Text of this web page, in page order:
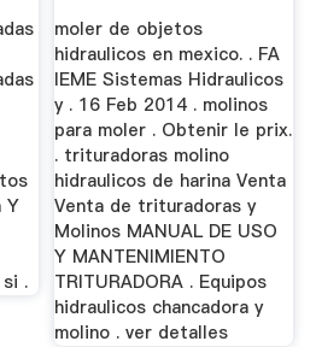
Y
.
moler de objetos
hidraulicos en mexico. . FA
IEME Sistemas Hidraulicos
y . 16 Feb 2014 . molinos
para moler . Obtenir le prix.
. trituradoras molino
hidraulicos de harina Venta
Venta de trituradoras y
Molinos MANUAL DE USO
Y MANTENIMIENTO
TRITURADORA . Equipos
hidraulicos chancadora y
molino . ver detalles